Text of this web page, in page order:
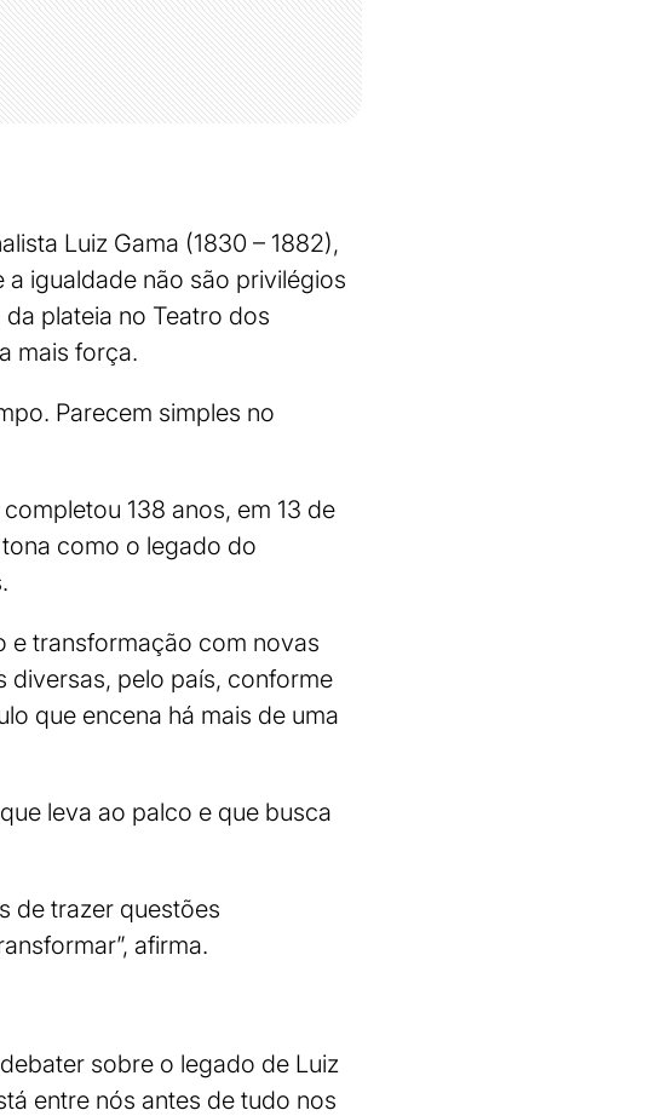
Luiz Gama (1830 – 1882),
a igualdade não são privilégios
plateia no Teatro dos
mais força.
Parecem simples no
138 anos, em 13 de
como o legado do
e transformação com novas
diversas, pelo país, conforme
que encena há mais de uma
leva ao palco e que busca
de trazer questões
afirma.
sobre o legado de Luiz
entre nós antes de tudo nos